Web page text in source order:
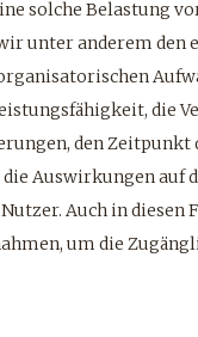
solche Belastung
unter anderem den
die
den Zeitpunkt
Auswirkungen auf
Auch in diesen
um die